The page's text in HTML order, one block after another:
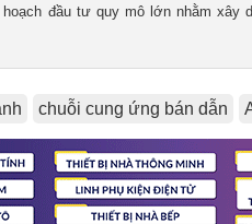
hoạch đầu tư quy mô lớn nhằm xây
chuỗi cung ứng bán dẫn